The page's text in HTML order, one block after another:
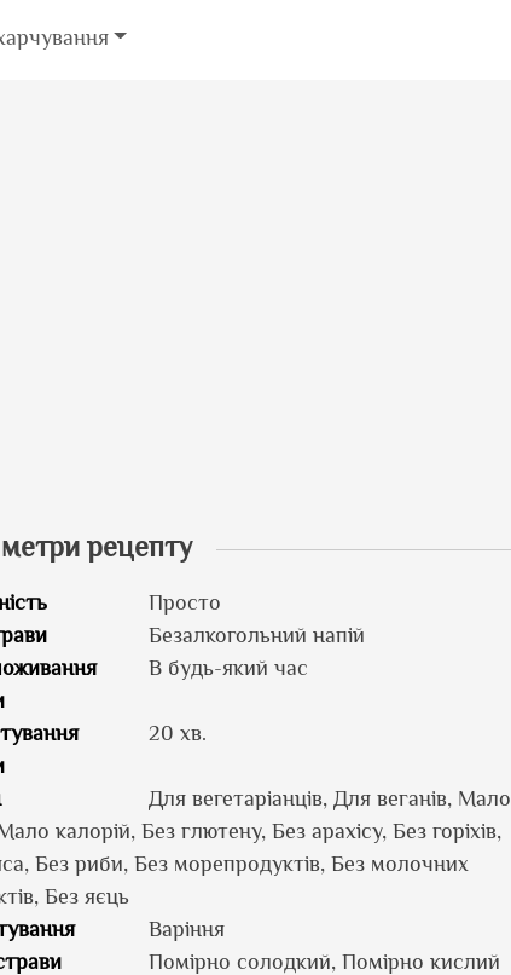
рецепту
Просто
Безалкогольний напій
В будь-який час
20 хв.
Для вегетаріанців, Для веганів, Мало
калорій, Без глютену, Без арахісу, Без горіхів,
Без риби, Без морепродуктів, Без молочних
Без яєць
Варіння
Помірно солодкий, Помірно кислий